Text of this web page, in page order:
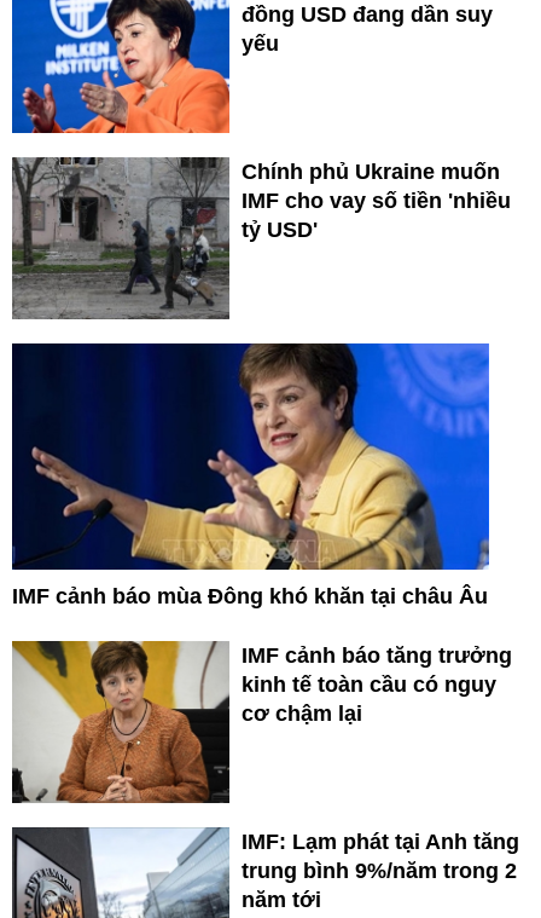
đồng USD đang dần suy
yếu
Chính phủ Ukraine muốn
IMF cho vay số tiền 'nhiều
tỷ USD'
IMF cảnh báo mùa Đông khó khăn tại châu Âu
IMF cảnh báo tăng trưởng
kinh tế toàn cầu có nguy
cơ chậm lại
IMF: Lạm phát tại Anh tăng
trung bình 9%/năm trong 2
năm tới